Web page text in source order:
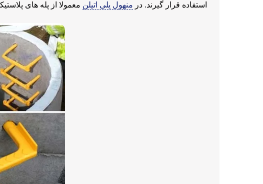
استفاده قرار گیرند. در منهول پلی اتیلن معمولا از پله های